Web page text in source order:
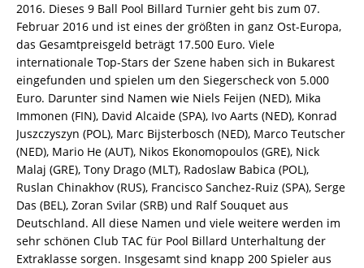
2016. Dieses 9 Ball Pool Billard Turnier geht bis zum 07.
Februar 2016 und ist eines der größten in ganz Ost-Europa,
das Gesamtpreisgeld beträgt 17.500 Euro. Viele
internationale Top-Stars der Szene haben sich in Bukarest
eingefunden und spielen um den Siegerscheck von 5.000
Euro. Darunter sind Namen wie Niels Feijen (NED), Mika
Immonen (FIN), David Alcaide (SPA), Ivo Aarts (NED), Konrad
Juszczyszyn (POL), Marc Bijsterbosch (NED), Marco Teutscher
(NED), Mario He (AUT), Nikos Ekonomopoulos (GRE), Nick
Malaj (GRE), Tony Drago (MLT), Radoslaw Babica (POL),
Ruslan Chinakhov (RUS), Francisco Sanchez-Ruiz (SPA), Serge
Das (BEL), Zoran Svilar (SRB) und Ralf Souquet aus
Deutschland. All diese Namen und viele weitere werden im
sehr schönen Club TAC für Pool Billard Unterhaltung der
Extraklasse sorgen. Insgesamt sind knapp 200 Spieler aus